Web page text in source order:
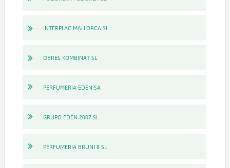
INTERPLAC MALLORCA SL
OBRES KOMBINAT SL
PERFUMERIA EDEN SA
GRUPO EDEN 2007 SL
PERFUMERIA BRUNI 8 SL